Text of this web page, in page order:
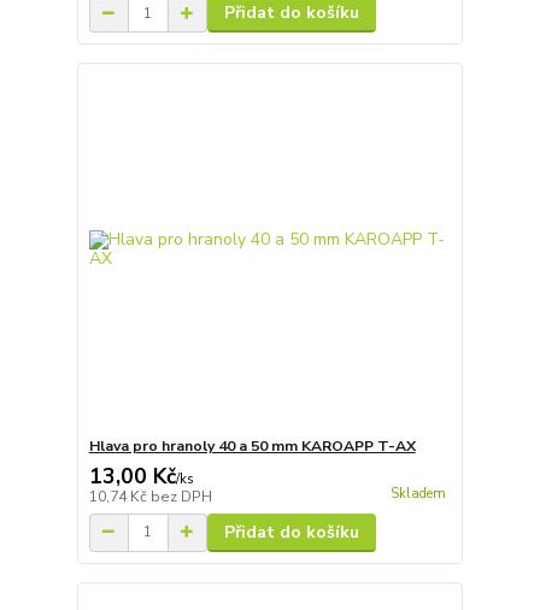
Přidat do košíku
Hlava pro hranoly 40 a 50 mm KAROAPP T-AX
13,00 Kč/ks
10,74 Kč bez DPH Skladem
Přidat do košíku